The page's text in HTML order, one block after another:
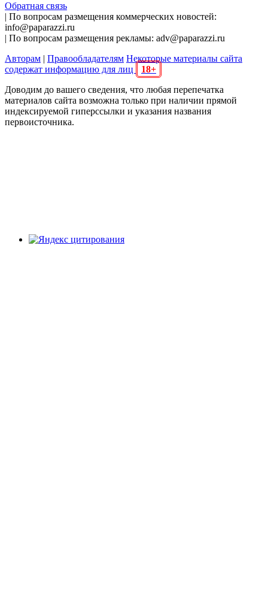
Обратная связь
| По вопросам размещения коммерческих новостей:
info@paparazzi.ru
| По вопросам размещения рекламы: adv@paparazzi.ru
Авторам | Правообладателям Некоторые материалы сайта
содержат информацию для лиц
18+
Доводим до вашего сведения, что любая перепечатка
материалов сайта возможна только при наличии прямой
индексируемой гиперссылки и указания названия
первоисточника.